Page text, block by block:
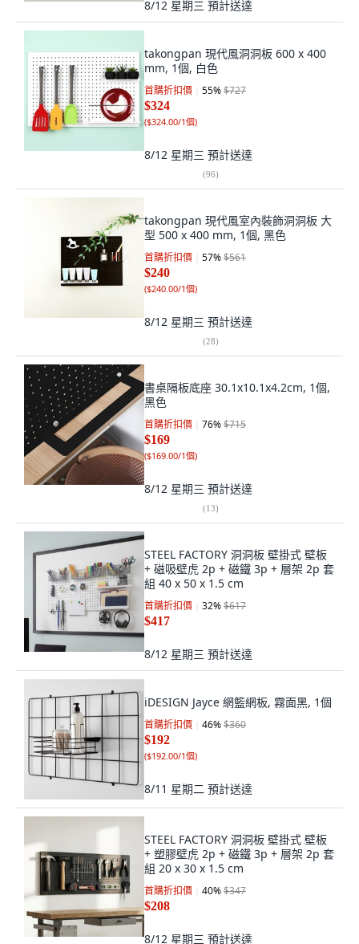
8/12 星期三 預計送達
takongpan 現代風洞洞板 600 x 400
mm, 1個, 白色
首購折扣價 55%$727
$324
($324.00/1個)
8/12 星期三 預計送達
(96)
takongpan 現代風室內裝飾洞洞板 大
型 500 x 400 mm, 1個, 黑色
首購折扣價 57%$561
$240
($240.00/1個)
8/12 星期三 預計送達
(28)
書桌隔板底座 30.1x10.1x4.2cm, 1個,
黑色
首購折扣價 76%$715
$169
($169.00/1個)
8/12 星期三 預計送達
(13)
STEEL FACTORY 洞洞板 壁掛式 壁板
+ 磁吸壁虎 2p + 磁鐵 3p + 層架 2p 套
組 40 x 50 x 1.5 cm
首購折扣價 32%$617
$417
8/12 星期三 預計送達
iDESIGN Jayce 網籃網板, 霧面黑, 1個
首購折扣價 46%$360
$192
($192.00/1個)
8/11 星期二 預計送達
STEEL FACTORY 洞洞板 壁掛式 壁板
+ 塑膠壁虎 2p + 磁鐵 3p + 層架 2p 套
組 20 x 30 x 1.5 cm
首購折扣價 40%$347
$208
8/12 星期三 預計送達